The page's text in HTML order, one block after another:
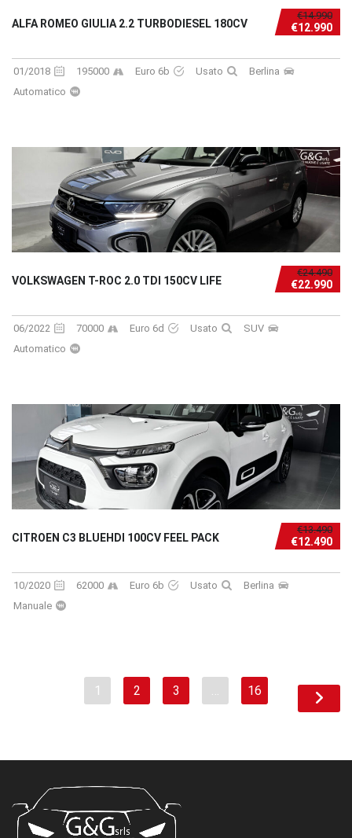
€14.990
€12.990
ALFA ROMEO GIULIA 2.2 TURBODIESEL 180CV
01/2018 195000 Euro 6b Usato
Berlina
Automatico
€24.490
€22.990
VOLKSWAGEN T-ROC 2.0 TDI 150CV LIFE
06/2022 70000 Euro 6d Usato
SUV
Automatico
€13.490
€12.490
CITROEN C3 BLUEHDI 100CV FEEL PACK
10/2020 62000 Euro 6b Usato
Berlina
Manuale
1 2 3 … 16